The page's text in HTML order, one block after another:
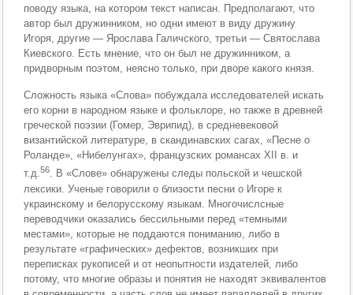
поводу языка, на котором текст написан. Предполагают, что
автор был дружинником, но одни имеют в виду дружину
Игоря, другие — Ярослава Галичского, третьи — Святослава
Киевского. Есть мнение, что он был не дружинником, а
придворным поэтом, неясно только, при дворе какого князя.
Сложность языка «Слова» побуждала исследователей искать
его корни в народном языке и фольклоре, но также в древней
греческой поэзии (Гомер, Эврипид), в средневековой
византийской литературе, в скандинавских сагах, «Песне о
Роланде», «Нибелунгах», французских романсах XII в. и
т.д.56. В «Слове» обнаружены следы польской и чешской
лексики. Ученые говорили о близости песни о Игоре к
украинскому и белорусскому языкам. Многочислсные
переводчики оказались бессильными перед «темными
местами», которые не поддаются пониманию, либо в
результате «графических» дефектов, возникших при
переписках рукописей и от неопытности издателей, либо
потому, что многие образы и понятия не находят эквивалентов